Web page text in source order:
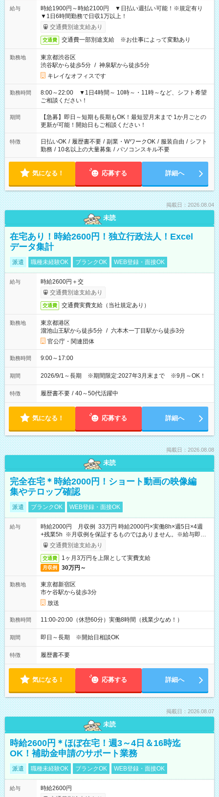
給与
時給1900円～時給2100円 ▼日払い週払い可能！※規定有り
▼1日6時間勤務で日収1万以上！
交通費別途支給あり
交通費 交通費一部別途支給 ※お仕事によって変動あり
勤務地
東京都渋谷区
渋谷駅から徒歩5分 / 神泉駅から徒歩5分
キレイなオフィスです
勤務時間
8:00～22:00 ▼1日4時間～ 10時～・11時～など、シフト希望
ご相談ください！
期間
【急募】即日～短期も長期もOK！最短翌月末まで 1か月ごとの
更新が可能！開始日もご相談ください！
特徴 日払いOK / 履歴書不要 / 副業・WワークOK / 服装自由 / シフト
勤務 / 10名以上の大量募集 / パソコンスキル不要
気になる！ 応募する 詳細へ
掲載日：2026.08.04
未読
在宅あり！時給2600円！独立行政法人！Excel
データ集計
派遣 職種未経験OK ブランクOK WEB登録・面接OK
給与
時給2600円＋交
交通費別途支給あり
交通費 交通費実費支給（当社規定あり）
勤務地
東京都港区
溜池山王駅から徒歩5分 / 六本木一丁目駅から徒歩3分
官公庁・関連団体
勤務時間 9:00～17:00
期間 2026/9/1～長期 ※期間限定:2027年3月末まで ※9月～OK！
特徴 履歴書不要 / 40～50代活躍中
気になる！ 応募する 詳細へ
掲載日：2026.08.08
未読
完全在宅＊時給2000円！ショート動画の映像編
集やテロップ確認
派遣 ブランクOK WEB登録・面接OK
給与
時給2000円 月収例 33万円 時給2000円×実働8h×週5日×4週
+残業5h ※月収例を保証するものではありません。※給与即受
取りサービス利用可（利用条件有）
交通費別途支給あり
交通費 1ヶ月3万円を上限として実費支給
月収例 30万円～
勤務地
東京都新宿区
市ケ谷駅から徒歩3分
放送
勤務時間 11:00-20:00（休憩60分）実働8時間（残業少なめ！）
期間 即日～長期 ※開始日相談OK
特徴 履歴書不要
気になる！ 応募する 詳細へ
掲載日：2026.08.07
未読
時給2600円＊ほぼ在宅！週3～4日＆16時迄
OK！補助金申請のサポート業務
派遣 職種未経験OK ブランクOK WEB登録・面接OK
給与
時給2600円